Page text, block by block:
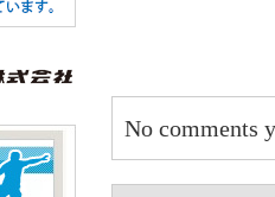
No comments